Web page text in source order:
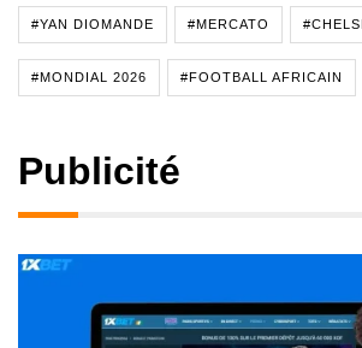
#YAN DIOMANDE #MERCATO
#MONDIAL 2026 #FOOTBALL AFRICAIN
Publicité